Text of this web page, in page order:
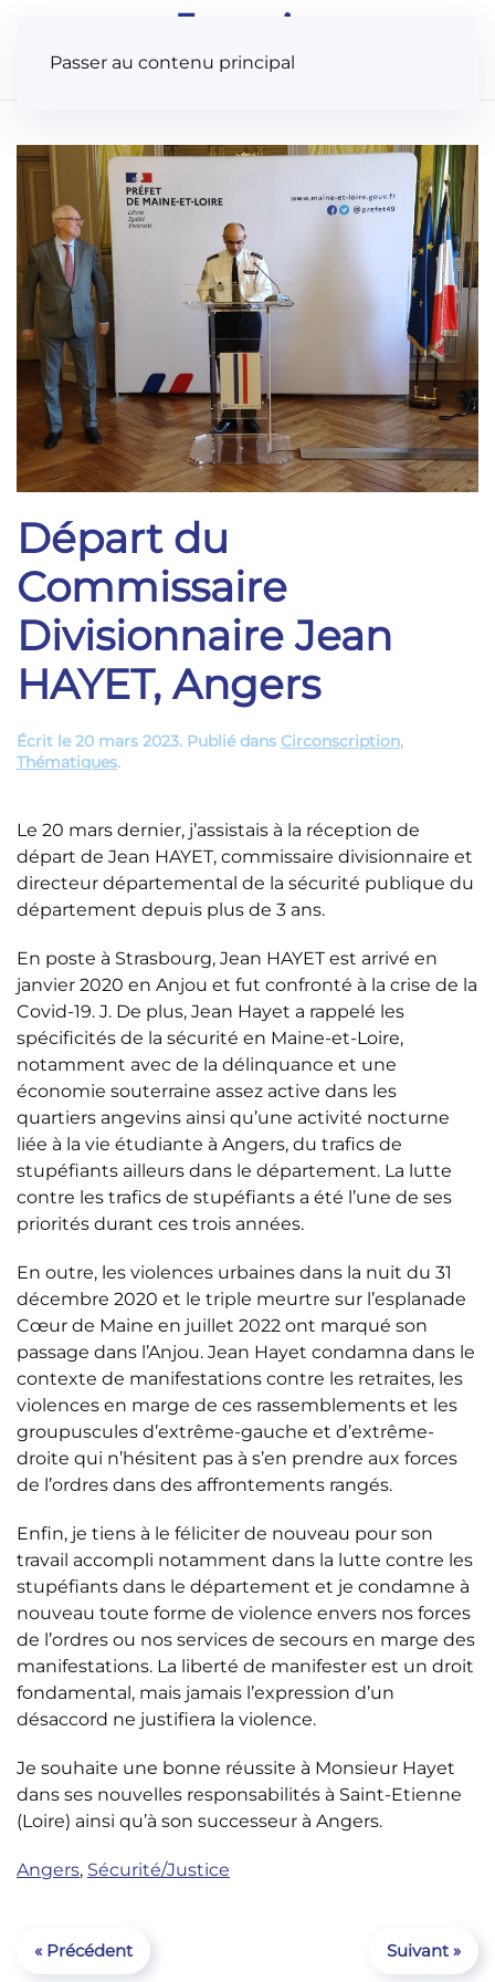
Passer au contenu principal
Départ du
Commissaire
Divisionnaire Jean
HAYET, Angers
Écrit le20 mars 2023. Publié dans Circonscription,
Thématiques.
Le 20 mars dernier, j’assistais à la réception de
départ de Jean HAYET, commissaire divisionnaire et
directeur départemental de la sécurité publique du
département depuis plus de 3 ans.
En poste à Strasbourg, Jean HAYET est arrivé en
janvier 2020 en Anjou et fut confronté à la crise de la
Covid-19. J. De plus, Jean Hayet a rappelé les
spécificités de la sécurité en Maine-et-Loire,
notamment avec de la délinquance et une
économie souterraine assez active dans les
quartiers angevins ainsi qu’une activité nocturne
liée à la vie étudiante à Angers, du trafics de
stupéfiants ailleurs dans le département. La lutte
contre les trafics de stupéfiants a été l’une de ses
priorités durant ces trois années.
En outre, les violences urbaines dans la nuit du 31
décembre 2020 et le triple meurtre sur l’esplanade
Cœur de Maine en juillet 2022 ont marqué son
passage dans l’Anjou. Jean Hayet condamna dans le
contexte de manifestations contre les retraites, les
violences en marge de ces rassemblements et les
groupuscules d’extrême-gauche et d’extrême-
droite qui n’hésitent pas à s’en prendre aux forces
de l’ordres dans des affrontements rangés.
Enfin, je tiens à le féliciter de nouveau pour son
travail accompli notamment dans la lutte contre les
stupéfiants dans le département et je condamne à
nouveau toute forme de violence envers nos forces
de l’ordres ou nos services de secours en marge des
manifestations. La liberté de manifester est un droit
fondamental, mais jamais l’expression d’un
désaccord ne justifiera la violence.
Je souhaite une bonne réussite à Monsieur Hayet
dans ses nouvelles responsabilités à Saint-Etienne
(Loire) ainsi qu’à son successeur à Angers.
Angers, Sécurité/Justice
« Précédent Suivant »
Panneau de gestion des cookies